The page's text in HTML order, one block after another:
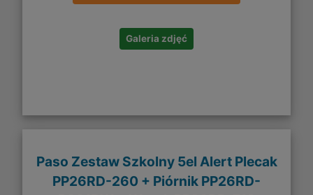
Galeria zdjęć
Paso Zestaw Szkolny 5el Alert Plecak
PP26RD-260 + Piórnik PP26RD-